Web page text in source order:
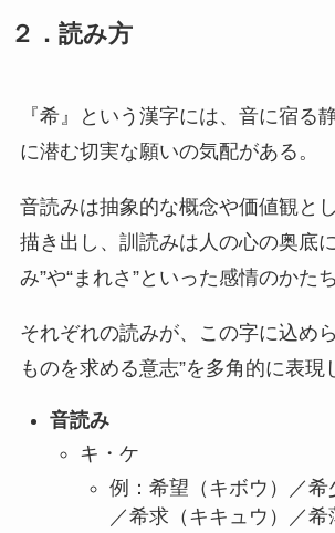
２．読み方
『希』という漢字には、音に宿る
に潜む切実な願いの気配がある。
音読みは抽象的な概念や価値観と
描き出し、訓読みは人の心の奥底
み”や“まれさ”といった感情のかた
それぞれの読みが、この字に込め
ものを求める意志”を多角的に表現
音読み
キ・ケ
例：希望（キボウ）／希
／希求（キキュウ）／希